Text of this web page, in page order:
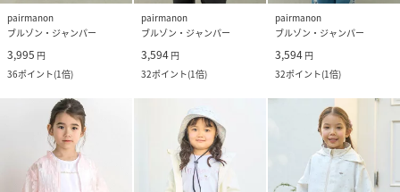
pairmanon
ブルゾン・ジャンパー
3,995 円
36ポイント(1倍)
pairmanon
ブルゾン・ジャンパー
3,594 円
32ポイント(1倍)
pairmanon
ブルゾン・ジャンパー
3,594 円
32ポイント(1倍)